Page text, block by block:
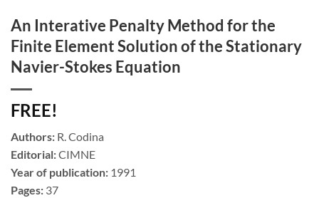
An Interative Penalty Method for the
Finite Element Solution of the Stationary
Navier-Stokes Equation
FREE!
Authors: R. Codina
Editorial:CIMNE
Year of publication: 1991
Pages: 37